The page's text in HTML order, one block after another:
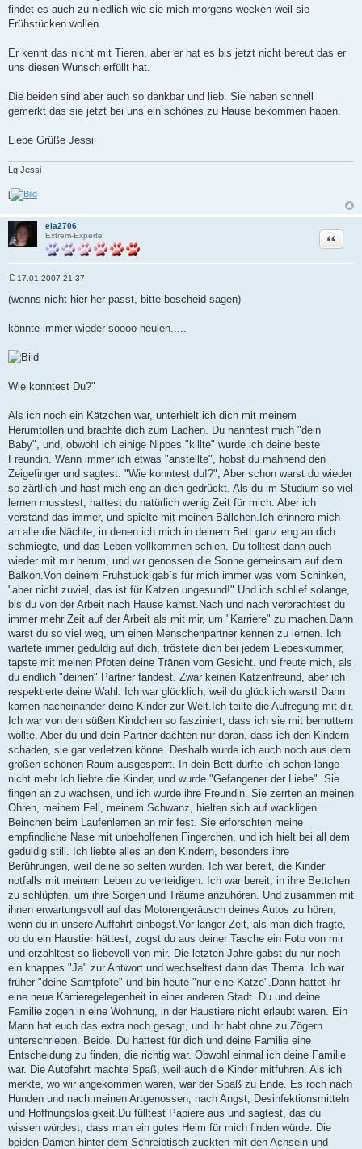
t
r
a
findet es auch zu niedlich wie sie mich morgens wecken weil sie
Frühstücken wollen.
Er kennt das nicht mit Tieren, aber er hat es bis jetzt nicht bereut das er
uns diesen Wunsch erfüllt hat.
Die beiden sind aber auch so dankbar und lieb. Sie haben schnell
gemerkt das sie jetzt bei uns ein schönes zu Hause bekommen haben.
Liebe Grüße Jessi
Lg Jessi
[
ela2706
Extrem-Experte
Zitat
i
r
a
17.01.2007 21:37
(wenns nicht hier her passt, bitte bescheid sagen)
könnte immer wieder soooo heulen.....
Wie konntest Du?"
Als ich noch ein Kätzchen war, unterhielt ich dich mit meinem
Herumtollen und brachte dich zum Lachen. Du nanntest mich "dein
Baby", und, obwohl ich einige Nippes "killte" wurde ich deine beste
Freundin. Wann immer ich etwas "anstellte", hobst du mahnend den
Zeigefinger und sagtest: "Wie konntest du!?", Aber schon warst du wieder
so zärtlich und hast mich eng an dich gedrückt. Als du im Studium so viel
lernen musstest, hattest du natürlich wenig Zeit für mich. Aber ich
verstand das immer, und spielte mit meinen Bällchen.Ich erinnere mich
an alle die Nächte, in denen ich mich in deinem Bett ganz eng an dich
schmiegte, und das Leben vollkommen schien. Du tolltest dann auch
wieder mit mir herum, und wir genossen die Sonne gemeinsam auf dem
Balkon.Von deinem Frühstück gab´s für mich immer was vom Schinken,
"aber nicht zuviel, das ist für Katzen ungesund!" Und ich schlief solange,
bis du von der Arbeit nach Hause kamst.Nach und nach verbrachtest du
immer mehr Zeit auf der Arbeit als mit mir, um "Karriere" zu machen.Dann
warst du so viel weg, um einen Menschenpartner kennen zu lernen. Ich
wartete immer geduldig auf dich, tröstete dich bei jedem Liebeskummer,
tapste mit meinen Pfoten deine Tränen vom Gesicht. und freute mich, als
du endlich "deinen" Partner fandest. Zwar keinen Katzenfreund, aber ich
respektierte deine Wahl. Ich war glücklich, weil du glücklich warst! Dann
kamen nacheinander deine Kinder zur Welt.Ich teilte die Aufregung mit dir.
Ich war von den süßen Kindchen so fasziniert, dass ich sie mit bemuttern
wollte. Aber du und dein Partner dachten nur daran, dass ich den Kindern
schaden, sie gar verletzen könne. Deshalb wurde ich auch noch aus dem
großen schönen Raum ausgesperrt. In dein Bett durfte ich schon lange
nicht mehr.Ich liebte die Kinder, und wurde "Gefangener der Liebe". Sie
fingen an zu wachsen, und ich wurde ihre Freundin. Sie zerrten an meinen
Ohren, meinem Fell, meinem Schwanz, hielten sich auf wackligen
Beinchen beim Laufenlernen an mir fest. Sie erforschten meine
empfindliche Nase mit unbeholfenen Fingerchen, und ich hielt bei all dem
geduldig still. Ich liebte alles an den Kindern, besonders ihre
Berührungen, weil deine so selten wurden. Ich war bereit, die Kinder
notfalls mit meinem Leben zu verteidigen. Ich war bereit, in ihre Bettchen
zu schlüpfen, um ihre Sorgen und Träume anzuhören. Und zusammen mit
ihnen erwartungsvoll auf das Motorengeräusch deines Autos zu hören,
wenn du in unsere Auffahrt einbogst.Vor langer Zeit, als man dich fragte,
ob du ein Haustier hättest, zogst du aus deiner Tasche ein Foto von mir
und erzähltest so liebevoll von mir. Die letzten Jahre gabst du nur noch
ein knappes "Ja" zur Antwort und wechseltest dann das Thema. Ich war
früher "deine Samtpfote" und bin heute "nur eine Katze".Dann hattet ihr
eine neue Karrieregelegenheit in einer anderen Stadt. Du und deine
Familie zogen in eine Wohnung, in der Haustiere nicht erlaubt waren. Ein
Mann hat euch das extra noch gesagt, und ihr habt ohne zu Zögern
unterschrieben. Beide. Du hattest für dich und deine Familie eine
Entscheidung zu finden, die richtig war. Obwohl einmal ich deine Familie
war. Die Autofahrt machte Spaß, weil auch die Kinder mitfuhren. Als ich
merkte, wo wir angekommen waren, war der Spaß zu Ende. Es roch nach
Hunden und nach meinen Artgenossen, nach Angst, Desinfektionsmitteln
und Hoffnungslosigkeit.Du fülltest Papiere aus und sagtest, das du
wissen würdest, dass man ein gutes Heim für mich finden würde. Die
beiden Damen hinter dem Schreibtisch zuckten mit den Achseln und